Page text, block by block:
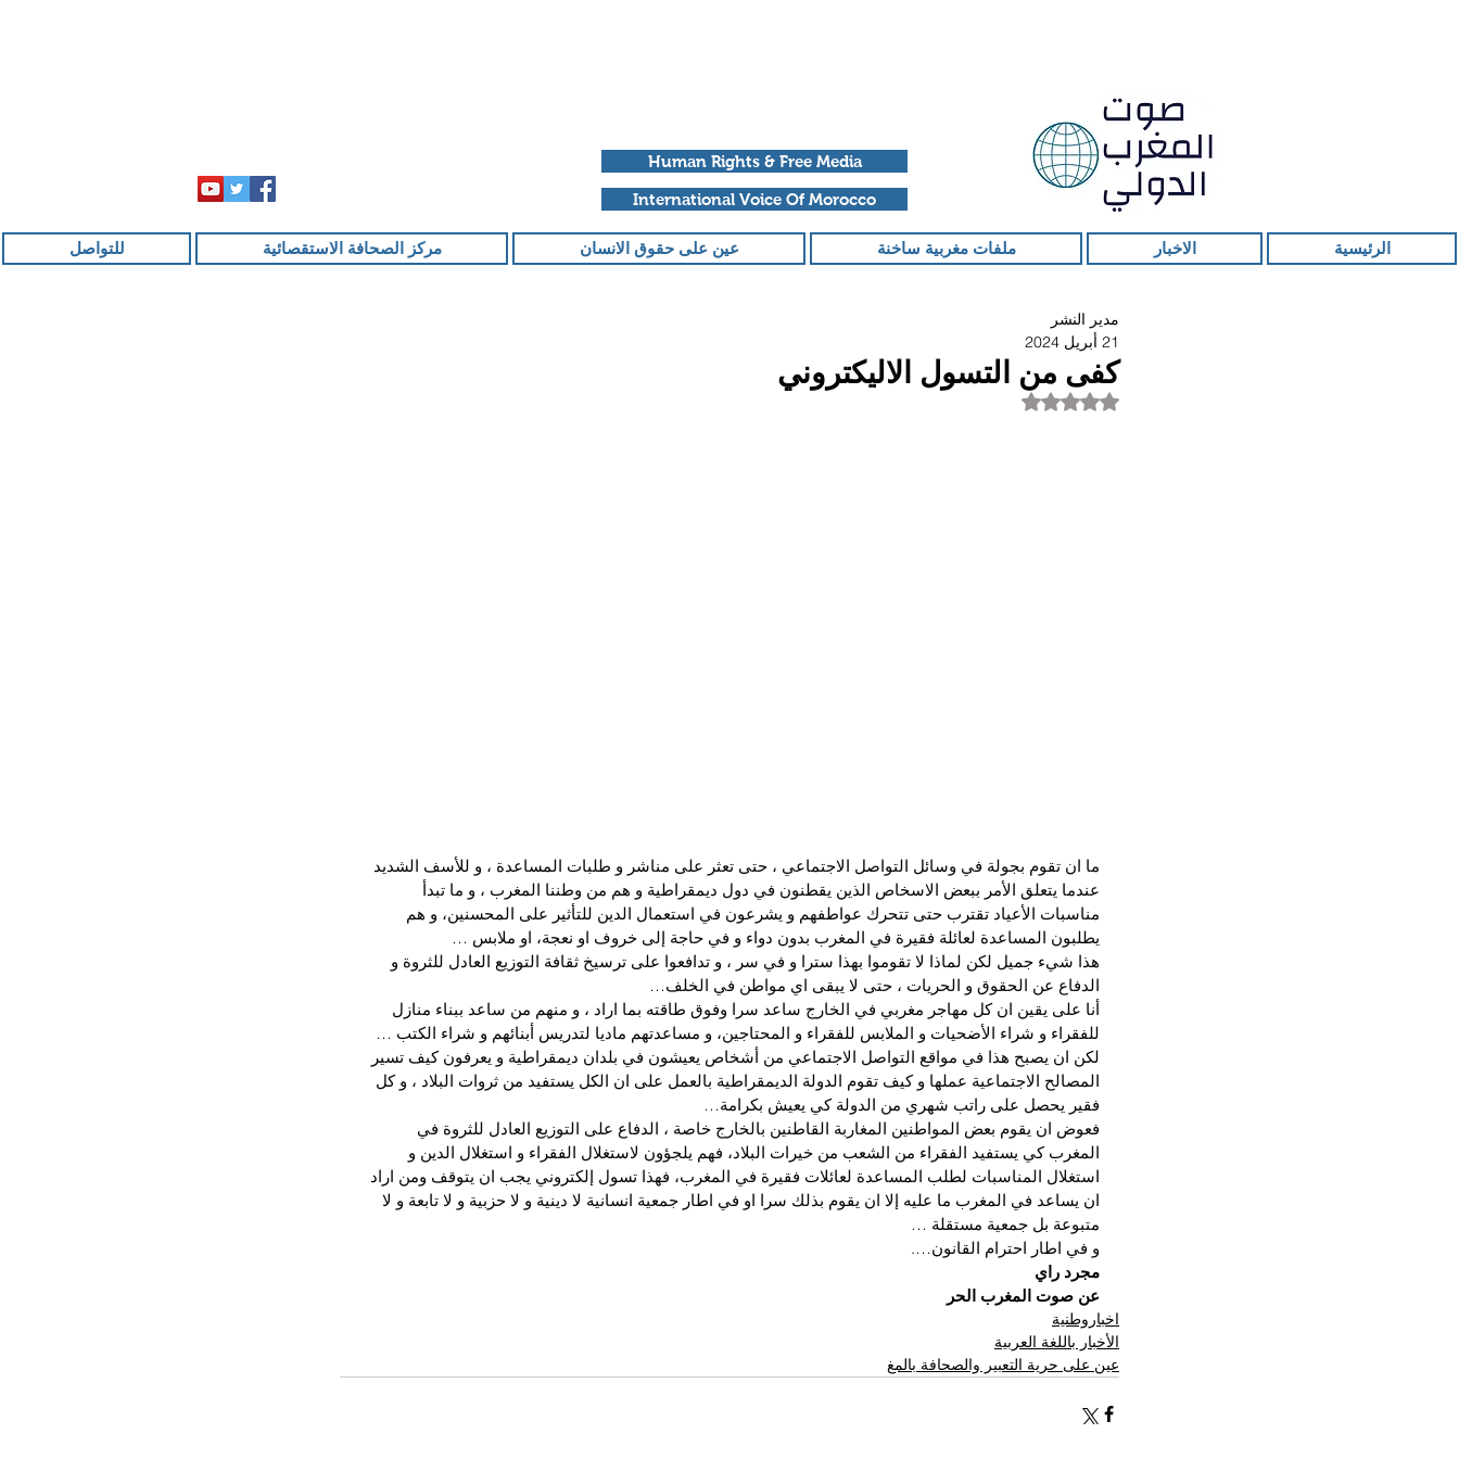
Human Rights & Free Media
International Voice Of Morocco
الرئيسية الاخبار ملفات مغربية ساخنة عين على حقوق الانسان مركز الصحافة الاستقصائية للتواصل
كفى من التسول الاليكتروني
مدير النشر
21 أبريل 2024
تم التقييم بـ ليس رقمًا من أصل 5 نجوم.
ما ان تقوم بجولة في وسائل التواصل الاجتماعي ، حتى تعثر على مناشر و طلبات المساعدة ، و للأسف الشديد
عندما يتعلق الأمر ببعض الاسخاص الذين يقطنون في دول ديمقراطية و هم من وطننا المغرب ، و ما تبدأ
مناسبات الأعياد تقترب حتى تتحرك عواطفهم و يشرعون في استعمال الدين للتأثير على المحسنين، و هم
يطلبون المساعدة لعائلة فقيرة في المغرب بدون دواء و في حاجة إلى خروف او نعجة، او ملابس …
هذا شيء جميل لكن لماذا لا تقوموا بهذا سترا و في سر ، و تدافعوا على ترسيخ ثقافة التوزيع العادل للثروة و
الدفاع عن الحقوق و الحريات ، حتى لا يبقى اي مواطن في الخلف…
أنا على يقين ان كل مهاجر مغربي في الخارج ساعد سرا وفوق طاقته بما اراد ، و منهم من ساعد ببناء منازل
للفقراء و شراء الأضحيات و الملابس للفقراء و المحتاجين، و مساعدتهم ماديا لتدريس أبنائهم و شراء الكتب …
لكن ان يصبح هذا في مواقع التواصل الاجتماعي من أشخاص يعيشون في بلدان ديمقراطية و يعرفون كيف تسير
المصالح الاجتماعية عملها و كيف تقوم الدولة الديمقراطية بالعمل على ان الكل يستفيد من ثروات البلاد ، و كل
فقير يحصل على راتب شهري من الدولة كي يعيش بكرامة…
فعوض ان يقوم بعض المواطنين المغاربة القاطنين بالخارج خاصة ، الدفاع على التوزيع العادل للثروة في
المغرب كي يستفيد الفقراء من الشعب من خيرات البلاد، فهم يلجؤون لاستغلال الفقراء و استغلال الدين و
استغلال المناسبات لطلب المساعدة لعائلات فقيرة في المغرب، فهذا تسول إلكتروني يجب ان يتوقف ومن اراد
ان يساعد في المغرب ما عليه إلا ان يقوم بذلك سرا او في اطار جمعية انسانية لا دينية و لا حزبية و لا تابعة و لا
متبوعة بل جمعية مستقلة …
و في اطار احترام القانون….
مجرد راي
عن صوت المغرب الحر
اخباروطنية
الأخبار باللغة العربية
عين على حرية التعبير والصحافة بالمغ